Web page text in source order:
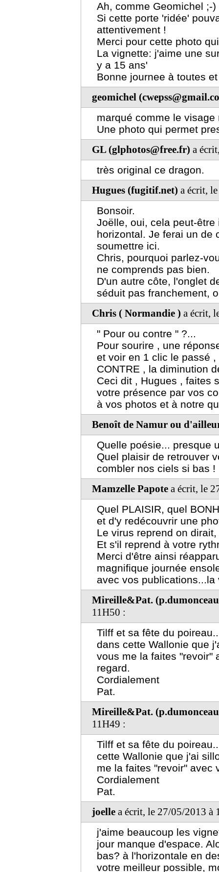
Ah, comme Geomichel ;-)
Si cette porte 'ridée'
attentivement !
Merci pour cette photo
La vignette: j'aime une
y a 15 ans'
Bonne journee à toutes
geomichel
marqué comme le
Une photo qui permet
GL (glphotos@free.fr) a
très original ce dragon.
Hugues (fugitif.net) a écrit,
Bonsoir.
Joëlle, oui, cela peut-
horizontal. Je ferai un de
soumettre ici.
Chris, pourquoi parlez-
ne comprends pas bien.
D'un autre côte, l'onglet
séduit pas franchement,
Chris ( Normandie ) a écrit,
" Pour ou contre " ?...
Pour sourire , une
et voir en 1 clic le passé
CONTRE , la diminution
Ceci dit , Hugues , faites
votre présence par vos
à vos photos et à notre
Benoît de Namur ou
Quelle poésie... presque
Quel plaisir de retrouver
combler nos ciels si bas !
Mamzelle Papote a écrit, le
Quel PLAISIR, quel
et d'y redécouvrir une
Le virus reprend on
Et s'il reprend à votre
Merci d'être ainsi
magnifique journée
avec vos
Mireille&Pat.
11H50 :
Tilff et sa fête du
dans cette Wallonie que
vous me la faites "revoir"
regard.
Cordialement
Pat.
Mireille&Pat.
11H49 :
Tilff et sa fête du
cette Wallonie que j'ai
me la faites "revoir" avec
Cordialement
Pat.
joelle a écrit, le 27/05/2013 à
j'aime beaucoup les
jour manque d'espace.
bas? à l'horizontale en
votre meilleur possible,